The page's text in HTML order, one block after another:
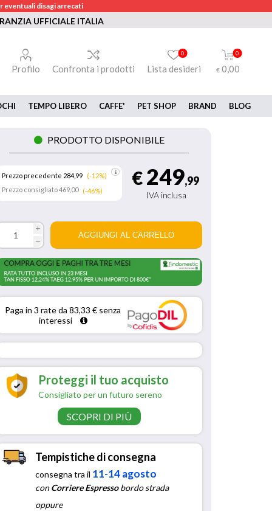
eventuali disagi arrecati
UFFICIALE ITALIA
Profilo Confronta i prodotti Lista desideri
0 0
€ 0,00
TEMPO LIBERO CAFFE' PET SHOP BRAND BLOG
PRODOTTO DISPONIBILE
Prezzo precedente 284,99
(-12%)
Prezzo consigliato469,00 (-46%)
€ 249,99
IVA inclusa
i
h
Paga in 3 rate da 83,33 € senza
interessi
Proteggi il tuo acquisto
Consigliato per un futuro sereno
SCOPRI DI PIÙ
Tempistiche di consegna
consegna tra il 11-14 agosto
conCorriere Espressobordo strada
oppure